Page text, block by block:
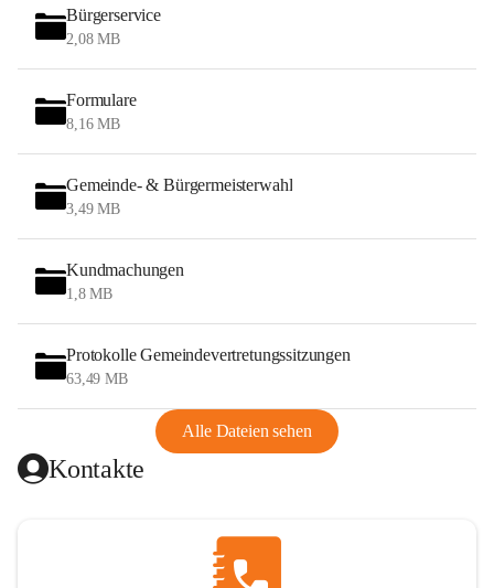
Bürgerservice
2,08 MB
Formulare
8,16 MB
Gemeinde- & Bürgermeisterwahl
3,49 MB
Kundmachungen
1,8 MB
Protokolle Gemeindevertretungssitzungen
63,49 MB
Alle Dateien sehen
Kontakte